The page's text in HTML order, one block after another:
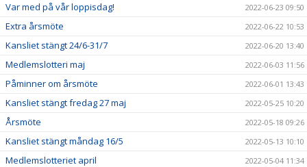
Var med på vår loppisdag! 2022-06-23 09:50
Extra årsmöte 2022-06-22 10:53
Kansliet stängt 24/6-31/7 2022-06-20 13:40
Medlemslotteri maj 2022-06-03 11:56
Påminner om årsmöte 2022-06-01 13:43
Kansliet stängt fredag 27 maj 2022-05-25 10:20
Årsmöte 2022-05-18 09:26
Kansliet stängt måndag 16/5 2022-05-13 10:10
Medlemslotteriet april 2022-05-04 11:34